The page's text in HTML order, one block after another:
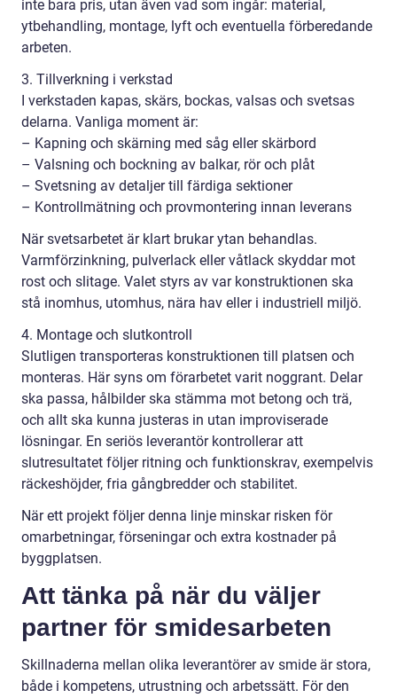
inte bara pris, utan även vad som ingår: material,
ytbehandling, montage, lyft och eventuella förberedande
arbeten.
3. Tillverkning i verkstad
I verkstaden kapas, skärs, bockas, valsas och svetsas
delarna. Vanliga moment är:
– Kapning och skärning med såg eller skärbord
– Valsning och bockning av balkar, rör och plåt
– Svetsning av detaljer till färdiga sektioner
– Kontrollmätning och provmontering innan leverans
När svetsarbetet är klart brukar ytan behandlas.
Varmförzinkning, pulverlack eller våtlack skyddar mot
rost och slitage. Valet styrs av var konstruktionen ska
stå inomhus, utomhus, nära hav eller i industriell miljö.
4. Montage och slutkontroll
Slutligen transporteras konstruktionen till platsen och
monteras. Här syns om förarbetet varit noggrant. Delar
ska passa, hålbilder ska stämma mot betong och trä,
och allt ska kunna justeras in utan improviserade
lösningar. En seriös leverantör kontrollerar att
slutresultatet följer ritning och funktionskrav, exempelvis
räckeshöjder, fria gångbredder och stabilitet.
När ett projekt följer denna linje minskar risken för
omarbetningar, förseningar och extra kostnader på
byggplatsen.
Att tänka på när du väljer
partner för smidesarbeten
Skillnaderna mellan olika leverantörer av smide är stora,
både i kompetens, utrustning och arbetssätt. För den